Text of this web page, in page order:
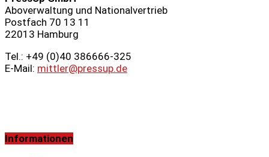
Aboverwaltung und Nationalvertrieb
Postfach 70 13 11
22013 Hamburg
Tel.: +49 (0)40 386666‑325
E-Mail: mittler@pressup.de
Informationen